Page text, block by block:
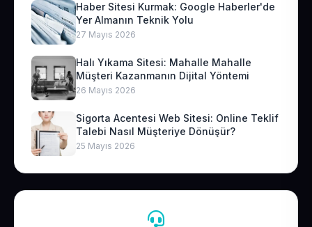
Haber Sitesi Kurmak: Google Haberler'de
Yer Almanın Teknik Yolu
27 Mayıs 2026
Halı Yıkama Sitesi: Mahalle Mahalle
Müşteri Kazanmanın Dijital Yöntemi
26 Mayıs 2026
Sigorta Acentesi Web Sitesi: Online Teklif
Talebi Nasıl Müşteriye Dönüşür?
25 Mayıs 2026